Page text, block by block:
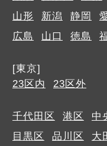
山形
新潟 静岡
広島
山口 徳島
[東京]
23区内
23区外
千代田区 港区 中
目黒区
品川区 大